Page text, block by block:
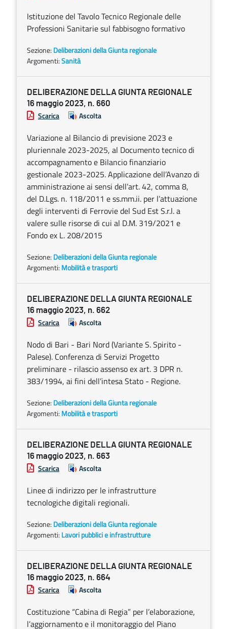
Istituzione del Tavolo Tecnico Regionale delle
Professioni Sanitarie sul fabbisogno formativo
Sezione: Deliberazioni della Giunta regionale
Argomenti:Sanità
DELIBERAZIONE DELLA GIUNTA REGIONALE
16 maggio 2023, n. 660
Scarica Ascolta
Variazione al Bilancio di previsione 2023 e
pluriennale 2023-2025, al Documento tecnico di
accompagnamento e Bilancio finanziario
gestionale 2023-2025. Applicazione dell’Avanzo di
amministrazione ai sensi dell’art. 42, comma 8,
del D.Lgs. n. 118/2011 e ss.mm.ii. per l’attuazione
degli interventi di Ferrovie del Sud Est S.r.l. a
valere sulle risorse di cui al D.M. 319/2021 e
Fondo ex L. 208/2015
Sezione: Deliberazioni della Giunta regionale
Argomenti: Mobilità e trasporti
DELIBERAZIONE DELLA GIUNTA REGIONALE
16 maggio 2023, n. 662
Scarica Ascolta
Nodo di Bari - Bari Nord (Variante S. Spirito -
Palese). Conferenza di Servizi Progetto
preliminare - rilascio assenso ex art. 3 DPR n.
383/1994, ai fini dell’intesa Stato - Regione.
Sezione: Deliberazioni della Giunta regionale
Argomenti: Mobilità e trasporti
DELIBERAZIONE DELLA GIUNTA REGIONALE
16 maggio 2023, n. 663
Scarica Ascolta
Linee di indirizzo per le infrastrutture
tecnologiche digitali regionali.
Sezione: Deliberazioni della Giunta regionale
Argomenti: Lavori pubblici e infrastrutture
DELIBERAZIONE DELLA GIUNTA REGIONALE
16 maggio 2023, n. 664
Scarica Ascolta
Costituzione “Cabina di Regia” per l’elaborazione,
l’aggiornamento e il monitoraggio del Piano